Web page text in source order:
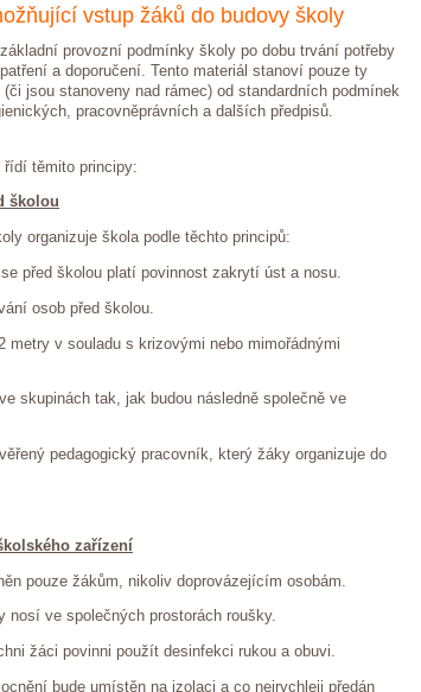
vstup žáků do budovy školy
provozní podmínky školy po dobu trvání potřeby
a doporučení. Tento materiál stanoví pouze ty
jsou stanoveny nad rámec) od standardních podmínek
pracovněprávních a dalších předpisů.
těmito principy:
školou
organizuje škola podle těchto principů:
před školou platí povinnost zakrytí úst a nosu.
osob před školou.
metry v souladu s krizovými nebo mimořádnými
skupinách tak, jak budou následně společně ve
pedagogický pracovník, který žáky organizuje do
zařízení
pouze žákům, nikoliv doprovázejícím osobám.
ve společných prostorách roušky.
žáci povinni použít desinfekci rukou a obuvi.
bude umístěn na izolaci a co nejrychleji předán